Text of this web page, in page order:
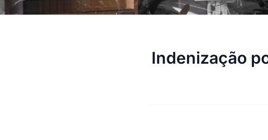
Indenização